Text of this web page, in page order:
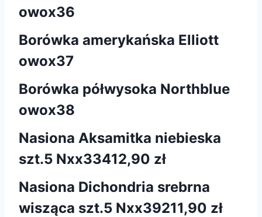
owox36
Borówka amerykańska Elliott
owox37
Borówka półwysoka Northblue
owox38
Nasiona Aksamitka niebieska
szt.5 Nxx33412,90 zł
Nasiona Dichondria srebrna
wisząca szt.5 Nxx39211,90 zł